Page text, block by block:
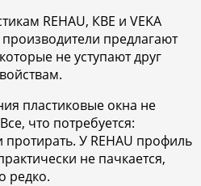
REHAU, КВЕ и VEKA
предлагают
не уступают друг
пластиковые окна не
что потребуется:
У REHAU профиль
не пачкается,
редко.